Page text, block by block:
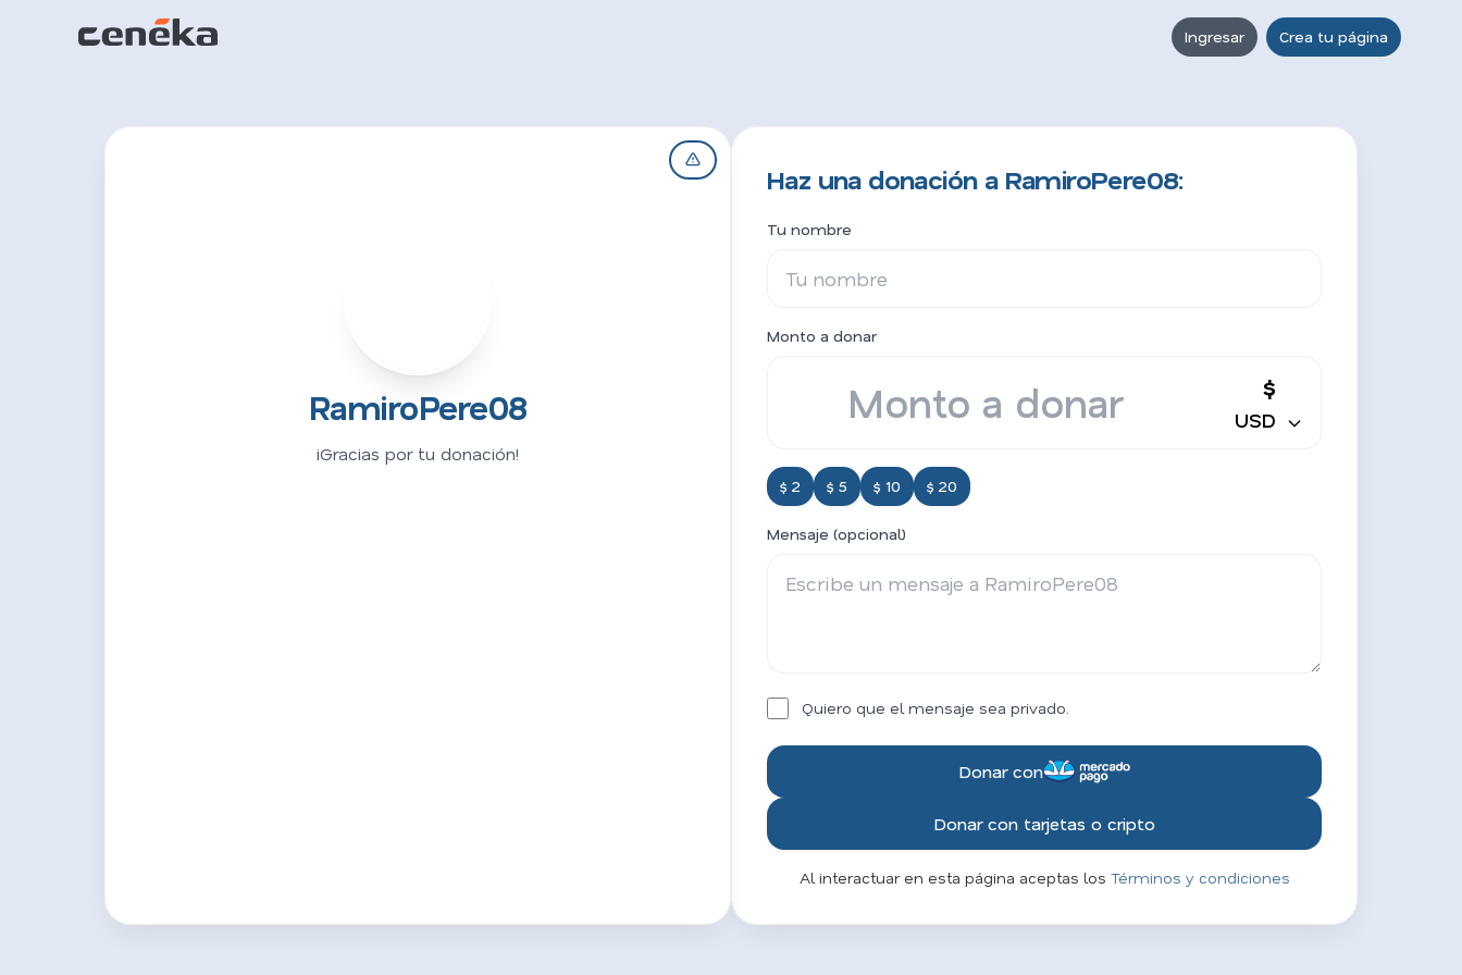
Ingresar Crea tu página
RamiroPere08
¡Gracias por tu donación!
Haz una donación a RamiroPere08:
Tu nombre
Monto a donar
$
USD
$ 2 $ 5 $ 10 $ 20
Mensaje (opcional)
Quiero que el mensaje sea privado.
Donar con
Donar con tarjetas o cripto
Al interactuar en esta página aceptas los Términos y condiciones